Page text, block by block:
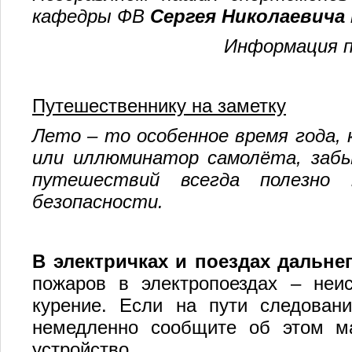
кафедры ФВ Сергея
Информация
Путешественнику на заметку
Лето – то особенное время года,
или иллюминатор самолёта,
путешествий всегда
безопасности.
В электричках и поездах
пожаров в электропоездах –
курение. Если на пути
немедленно сообщите об этом